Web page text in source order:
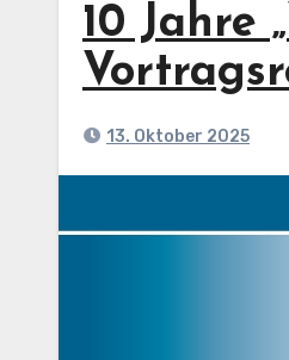
10 Jahre
13. Oktober 2025